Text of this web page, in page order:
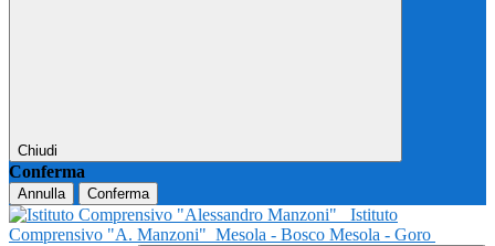
Chiudi
Conferma
Annulla Conferma
Istituto
Comprensivo "A. Manzoni" Mesola - Bosco Mesola - Goro